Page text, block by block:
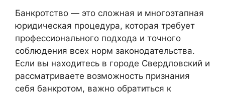
Банкротство — это сложная и многоэтапная
юридическая процедура, которая требует
профессионального подхода и точного
соблюдения всех норм законодательства.
Если вы находитесь в городе Свердловский и
рассматриваете возможность признания
себя банкротом, важно обратиться к